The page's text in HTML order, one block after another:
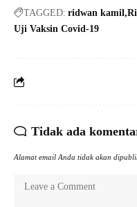
TAGGED: ridwan kamil
Uji Vaksin Covid-19
Tidak ada
Alamat email Anda tidak akan